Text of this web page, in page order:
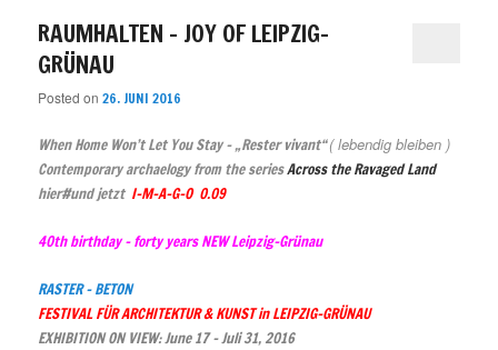
RAUMHALTEN – JOY OF LEIPZIG-
GRÜNAU
Posted on26. JUNI 2016
When Home Won’t Let You Stay –„Rester vivant“( lebendig bleiben )
Contemporary archaelogy from the seriesAcross the Ravaged Land
hier#und jetzt I-M-A-G-O 0.09
40th birthday– forty years NEWLeipzig-Grünau
RASTER – BETON
FESTIVAL FÜR ARCHITEKTUR & KUNST in LEIPZIG-GRÜNAU
EXHIBITION ON VIEW: June 17 – Juli 31, 2016